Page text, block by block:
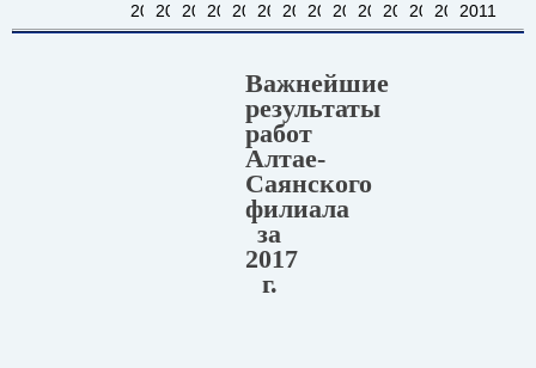
20242023202220212020201920182017201620152014201320122011
Важнейшие
результаты
работ
Алтае-
Саянского
филиала
за
2017
г.